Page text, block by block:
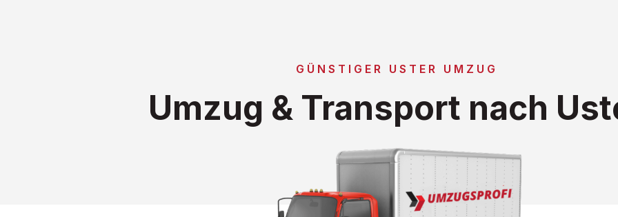
GÜNSTIGER USTER UMZUG
Umzug & Transport nach